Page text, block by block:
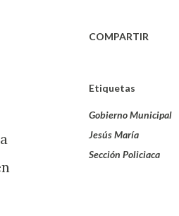
COMPARTIR
Etiquetas
Gobierno Municipal
Jesús María
Sección Policiaca